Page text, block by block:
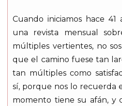
Cuando iniciamos hace
una revista mensual
múltiples vertientes, no
que el camino fuese tan
tan múltiples como
sí, porque nos lo recuerda
momento tiene su afán, y